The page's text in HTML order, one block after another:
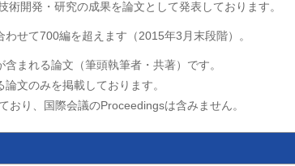
術開発・研究の成果を論文として発表しております。
せて700編を超えます（2015年3月末段階）。
まれる論文（筆頭執筆者・共著）です。
文のみを掲載しております。
り、国際会議のProceedingsは含みません。